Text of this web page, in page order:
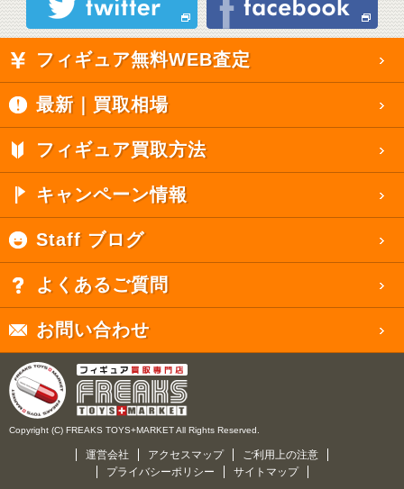
フィギュア無料WEB査定
最新｜買取相場
フィギュア買取方法
キャンペーン情報
Staff ブログ
よくあるご質問
お問い合わせ
Copyright (C) FREAKS TOYS+MARKET All Rights Reserved.
運営会社 アクセスマップ
ご利用上の注意
プライバシーポリシー
サイトマップ